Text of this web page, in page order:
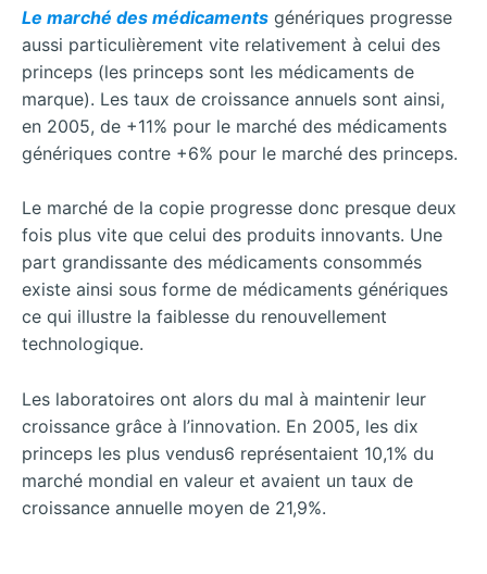
Le marché des médicaments génériques progresse
aussi particulièrement vite relativement à celui des
princeps (les princeps sont les médicaments de
marque). Les taux de croissance annuels sont ainsi,
en 2005, de +11% pour le marché des médicaments
génériques contre +6% pour le marché des princeps.
Le marché de la copie progresse donc presque deux
fois plus vite que celui des produits innovants. Une
part grandissante des médicaments consommés
existe ainsi sous forme de médicaments génériques
ce qui illustre la faiblesse du renouvellement
technologique.
Les laboratoires ont alors du mal à maintenir leur
croissance grâce à l’innovation. En 2005, les dix
princeps les plus vendus6 représentaient 10,1% du
marché mondial en valeur et avaient un taux de
croissance annuelle moyen de 21,9%.